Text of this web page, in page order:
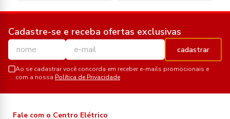
Cadastre-se e receba ofertas exclusivas
cadastrar
Ao se cadastrar você concorda em receber e-mails promocionais e
com a nossa Política de Privacidade
Fale com o Centro Elétrico